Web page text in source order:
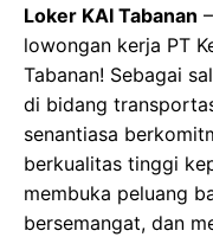
Loker KAI Tabanan
lowongan kerja PT
Tabanan! Sebagai
di bidang
senantiasa
berkualitas tinggi
membuka peluang
bersemangat, dan